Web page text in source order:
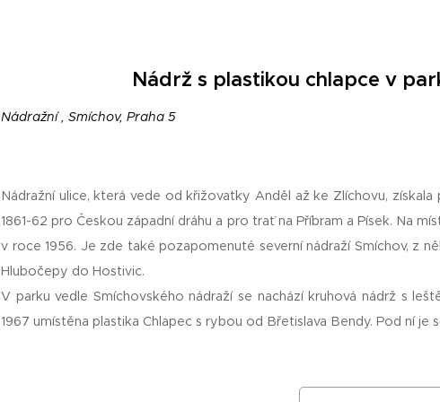
Nádrž s plastikou chlapce v
Nádražní , Smíchov, Praha 5
Nádražní ulice, která vede od křižovatky Anděl až ke Zlíchovu,
1861-62 pro Českou západní dráhu a pro trať na Příbram a Písek. Na
v roce 1956. Je zde také pozapomenuté severní nádraží Smíchov, z
Hlubočepy do Hostivic.
V parku vedle Smíchovského nádraží se nachází kruhová nádrž s
1967 umístěna plastika Chlapec s rybou od Břetislava Bendy. Pod ní